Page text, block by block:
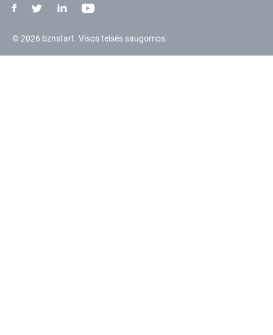
© 2026 bznstart. Visos teisės saugomos.